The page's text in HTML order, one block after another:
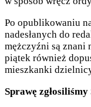
Po opublikowaniu
nadesłanych do
mężczyźni są znani
piątek również
mieszkanki
Sprawę